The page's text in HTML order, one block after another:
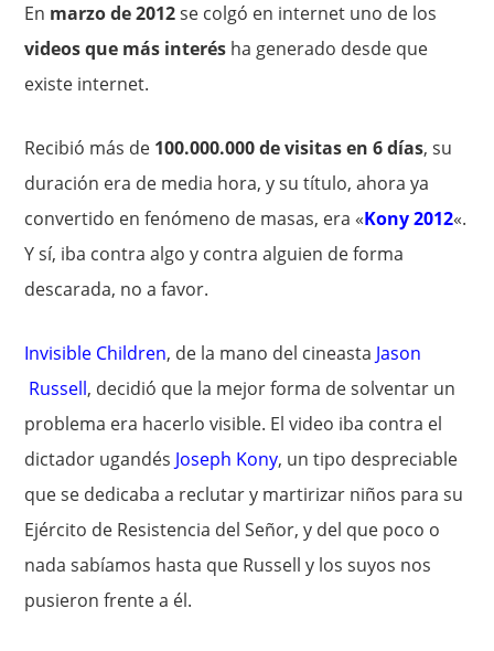
En marzo de 2012se colgó en internet uno de los
videos que más interés ha generado desde que
existe internet.
Recibió más de 100.000.000 de visitas en 6 días, su
duración era de media hora, y su título, ahora ya
convertido en fenómeno de masas, era «Kony 2012«.
Y sí, iba contra algo y contra alguien de forma
descarada, no a favor.
Invisible Children, de la mano del cineasta Jason
Russell, decidió que la mejor forma de solventar un
problema era hacerlo visible. El video iba contra el
dictador ugandés Joseph Kony, un tipo despreciable
que se dedicaba a reclutar y martirizar niños para su
Ejército de Resistencia del Señor, y del que poco o
nada sabíamos hasta que Russell y los suyos nos
pusieron frente a él.